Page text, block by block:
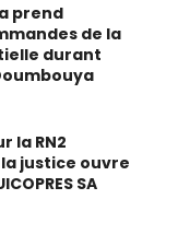
prend
de la
durant
la RN2
justice ouvre
SA